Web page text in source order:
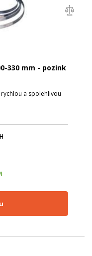
330 mm - pozink
a spolehlivou